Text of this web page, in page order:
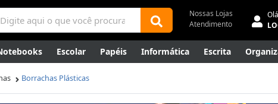
Nossas Lojas
Atendimento
Escolar Papéis Informática Escrita
Higiene Mídias
Canetas Luxo
Outlet
Borrachas Plásticas